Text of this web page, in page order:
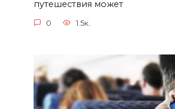
путешествия может
0 1.5к.